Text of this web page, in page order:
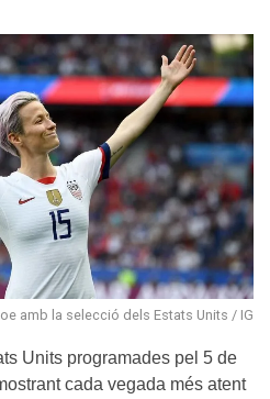
amb la selecció dels Estats Units / IG
Units programades pel 5 de
cada vegada més atent